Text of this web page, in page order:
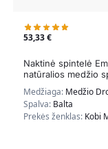
53,33€
Naktinė spintelė
natūralios medžio
Medžiaga: Medžio
Spalva: Balta
Prekės ženklas: Kobi